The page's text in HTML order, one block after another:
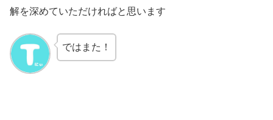
解を深めていただければと思います
ではまた！